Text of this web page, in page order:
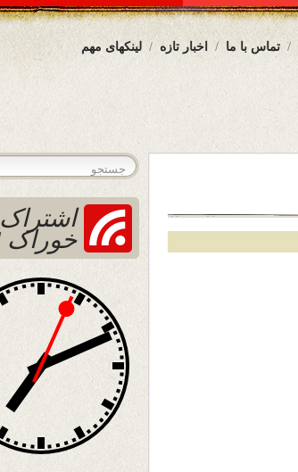
لینکهای مهم اخبار تازه تماس با ما
اشتراک
خوراک RSS